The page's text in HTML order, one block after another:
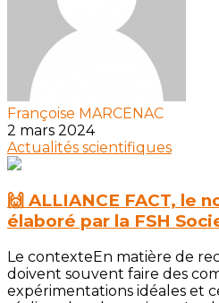
Françoise MARCENAC
2 mars 2024
Actualités scientifiques
🙌 ALLIANCE FACT, le
élaboré par la FSH
Le contexteEn matière de
doivent souvent faire des
expérimentations idéales et